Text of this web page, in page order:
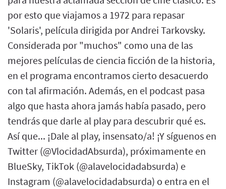
por esto que viajamos a 1972 para repasar
'Solaris', película dirigida por Andrei Tarkovsky.
Considerada por "muchos" como una de las
mejores películas de ciencia ficción de la historia,
en el programa encontramos cierto desacuerdo
con tal afirmación. Además, en el podcast pasa
algo que hasta ahora jamás había pasado, pero
tendrás que darle al play para descubrir qué es.
Así que... ¡Dale al play, insensato/a! ¡Y síguenos en
Twitter (@VlocidadAbsurda), próximamente en
BlueSky, TikTok (@alavelocidadabsurda) e
Instagram (@alavelocidadabsurda) o entra en el